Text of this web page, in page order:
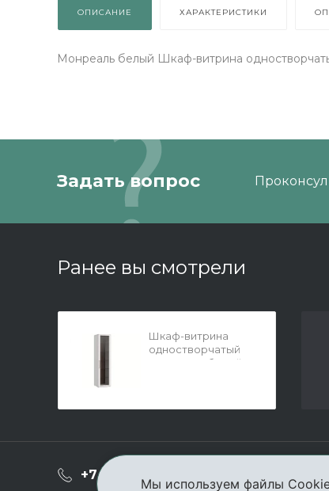
ОПИСАНИЕ ХАРАКТЕРИСТИКИ
Монреаль белый Шкаф-витрина
Задать вопрос
Ранее вы смотрели
Шкаф-витрина
одностворчатый
Монреаль белый
+7 (3952) 503-504
Мы используем файлы